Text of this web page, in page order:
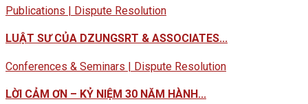
Publications | Dispute Resolution
LUẬT SƯ CỦA DZUNGSRT & ASSOCIATES...
Conferences & Seminars | Dispute Resolution
LỜI CẢM ƠN – KỶ NIỆM 30 NĂM HÀNH...